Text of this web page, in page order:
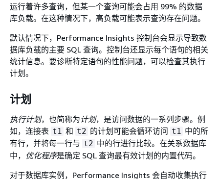
运行着许多查询，但某一个查询可能会占用 99% 的数据
库负载。在这种情况下，高负载可能表示查询存在问题。
默认情况下，Performance Insights 控制台会显示导致数
据库负载的主要 SQL 查询。控制台还显示每个语句的相关
统计信息。要诊断特定语句的性能问题，可以检查其执行
计划。
计划
执行计划，也简称为计划，是访问数据的一系列步骤。例
如，连接表 t1 和 t2 的计划可能会循环访问 t1 中的所
有行，并将每一行与 t2 中的行进行比较。在关系数据库
中， 优化程序是确定 SQL 查询最有效计划的内置代码。
对于数据库实例，Performance Insights 会自动收集执行